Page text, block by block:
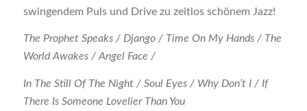
swingendem Puls und Drive zu zeitlos schönem Jazz!
The Prophet Speaks / Django / Time On My Hands / The
World Awakes / Angel Face /
In The Still Of The Night / Soul Eyes / Why Don’t I / If
There Is Someone Lovelier Than You